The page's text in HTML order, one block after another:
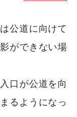
公道に向けて
ができない場
口が公道を向
るようになっ